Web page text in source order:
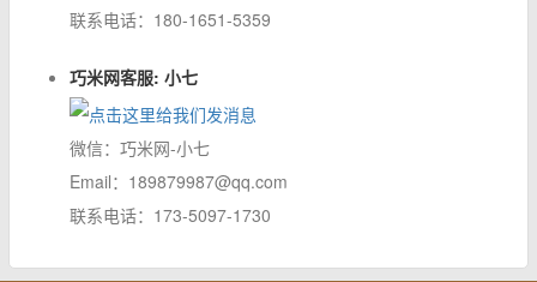
联系电话：180-1651-5359
巧米网客服: 小七
微信：巧米网-小七
Email：189879987@qq.com
联系电话：173-5097-1730